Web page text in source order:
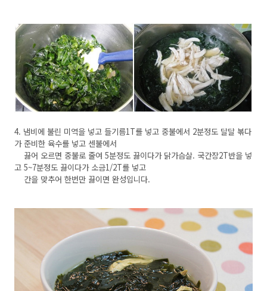
4. 냄비에 불린 미역을 넣고 들기름1T를 넣고 중불에서 2분정도 달달 볶다
가 준비한 육수를 넣고 센불에서
끓어 오르면 중불로 줄여 5분정도 끓이다가 닭가슴살. 국간장2T반을 넣
고 5~7분정도 끓이다가 소금1/2T를 넣고
간을 맞추어 한번만 끓이면 완성입니다.